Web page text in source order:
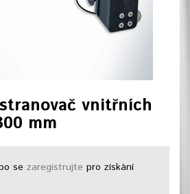
vnitřních
mm
se zaregistrujte pro získání